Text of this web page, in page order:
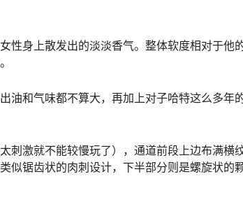
性身上散发出的淡淡香气。整体软度相对于他
油和气味都不算大，再加上对子哈特这么多年
刺激就不能较慢玩了），通道前段上边布满横
似锯齿状的肉刺设计，下半部分则是螺旋状的